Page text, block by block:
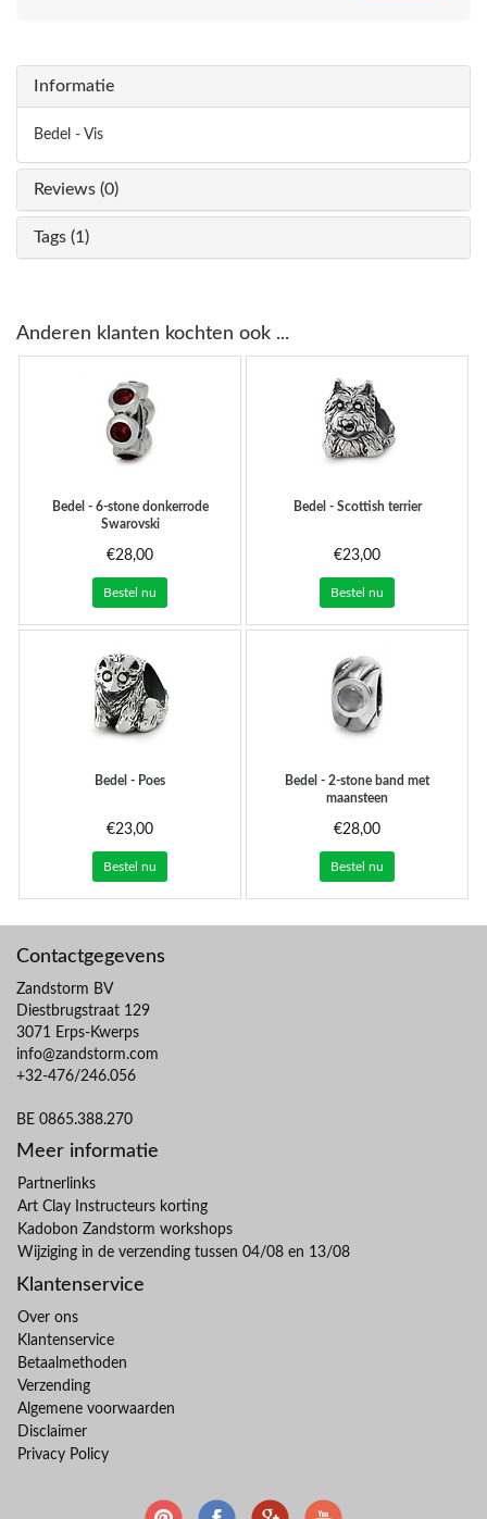
Informatie
Bedel - Vis
Reviews (0)
Tags (1)
Anderen klanten kochten ook ...
Bedel - 6-stone donkerrode
Swarovski
€28,00
Bestel nu
Bedel - Scottish terrier
€23,00
Bestel nu
Bedel - Poes
€23,00
Bestel nu
Bedel - 2-stone band met
maansteen
€28,00
Bestel nu
Contactgegevens
Zandstorm BV
Diestbrugstraat 129
3071 Erps-Kwerps
info@zandstorm.com
+32-476/246.056
BE 0865.388.270
Meer informatie
Partnerlinks
Art Clay Instructeurs korting
Kadobon Zandstorm workshops
Wijziging in de verzending tussen 04/08 en 13/08
Klantenservice
Over ons
Klantenservice
Betaalmethoden
Verzending
Algemene voorwaarden
Disclaimer
Privacy Policy